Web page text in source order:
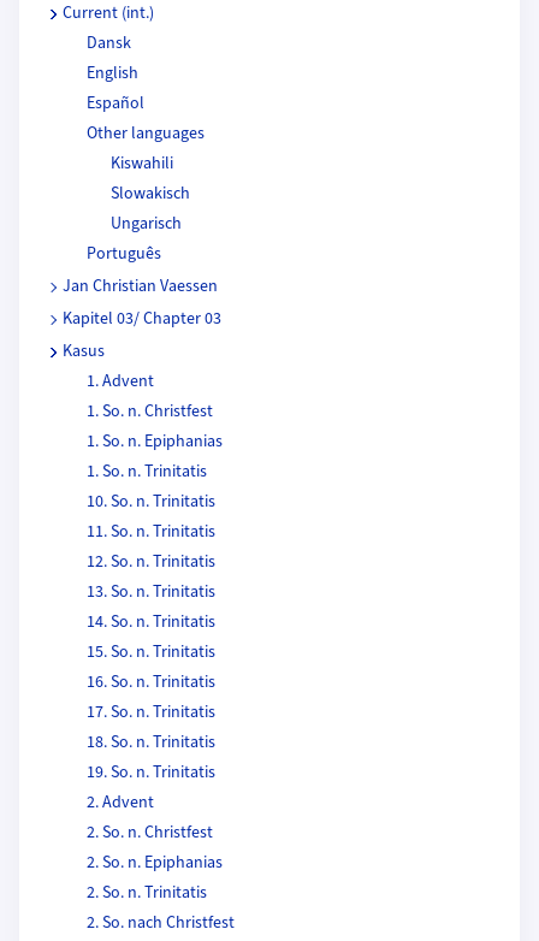
Current (int.)
Dansk
English
Español
Other languages
Kiswahili
Slowakisch
Ungarisch
Português
Jan Christian Vaessen
Kapitel 03/ Chapter 03
Kasus
1. Advent
1. So. n. Christfest
1. So. n. Epiphanias
1. So. n. Trinitatis
10. So. n. Trinitatis
11. So. n. Trinitatis
12. So. n. Trinitatis
13. So. n. Trinitatis
14. So. n. Trinitatis
15. So. n. Trinitatis
16. So. n. Trinitatis
17. So. n. Trinitatis
18. So. n. Trinitatis
19. So. n. Trinitatis
2. Advent
2. So. n. Christfest
2. So. n. Epiphanias
2. So. n. Trinitatis
2. So. nach Christfest